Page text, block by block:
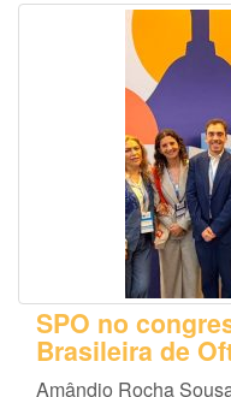
SPO no
Brasileira de
Amândio Rocha